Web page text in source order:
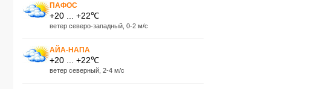
ПАФОС
+20 ... +22℃
ветер северо-западный, 0-2 м/с
АЙА-НАПА
+20 ... +22℃
ветер северный, 2-4 м/с